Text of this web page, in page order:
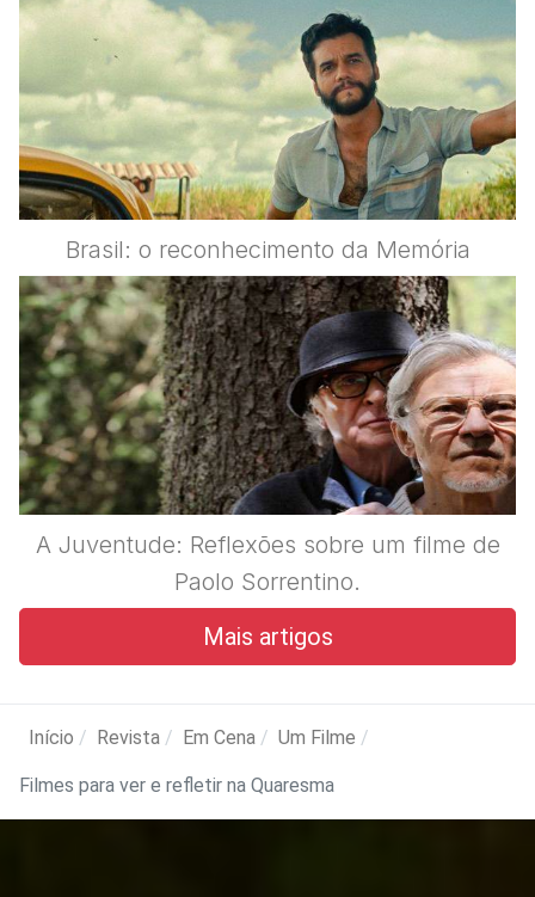
Brasil: o reconhecimento da Memória
A Juventude: Reflexões sobre um filme de
Paolo Sorrentino.
Mais artigos
Início Revista Em Cena Um Filme
Filmes para ver e refletir na Quaresma